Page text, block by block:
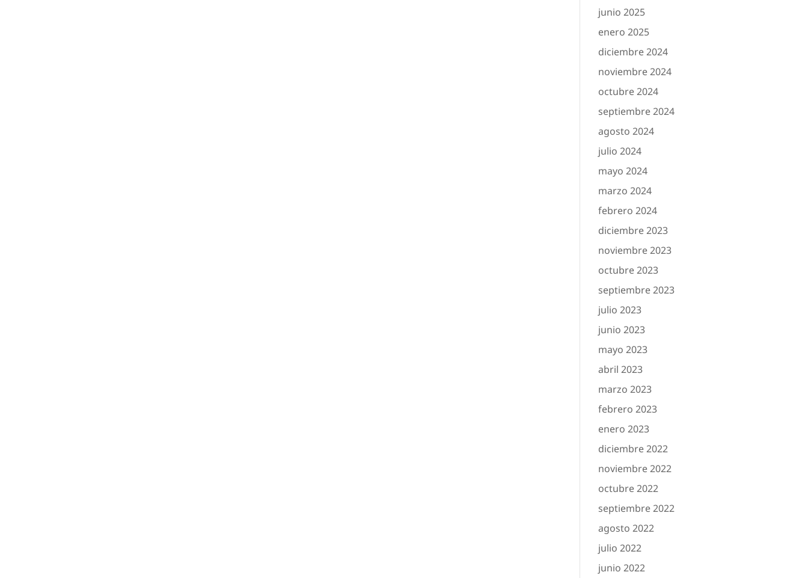
junio 2025
enero 2025
diciembre 2024
noviembre 2024
octubre 2024
septiembre 2024
agosto 2024
julio 2024
mayo 2024
marzo 2024
febrero 2024
diciembre 2023
noviembre 2023
octubre 2023
septiembre 2023
julio 2023
junio 2023
mayo 2023
abril 2023
marzo 2023
febrero 2023
enero 2023
diciembre 2022
noviembre 2022
octubre 2022
septiembre 2022
agosto 2022
julio 2022
junio 2022